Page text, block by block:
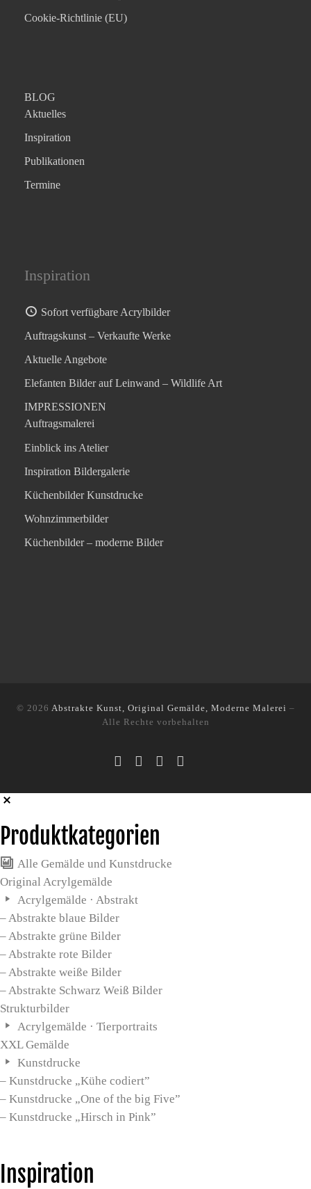
Cookie-Richtlinie (EU)
BLOG
Aktuelles
Inspiration
Publikationen
Termine
Inspiration
Sofort verfügbare Acrylbilder
Auftragskunst – Verkaufte Werke
Aktuelle Angebote
Elefanten Bilder auf Leinwand – Wildlife Art
IMPRESSIONEN
Auftragsmalerei
Einblick ins Atelier
Inspiration Bildergalerie
Küchenbilder Kunstdrucke
Wohnzimmerbilder
Küchenbilder – moderne Bilder
© 2026 Abstrakte Kunst, Original Gemälde, Moderne Malerei –
Alle Rechte vorbehalten
Produktkategorien
Alle Gemälde und Kunstdrucke
Original Acrylgemälde
Acrylgemälde · Abstrakt
– Abstrakte blaue Bilder
– Abstrakte grüne Bilder
– Abstrakte rote Bilder
– Abstrakte weiße Bilder
– Abstrakte Schwarz Weiß Bilder
Strukturbilder
Acrylgemälde · Tierportraits
XXL Gemälde
Kunstdrucke
– Kunstdrucke „Kühe codiert”
– Kunstdrucke „One of the big Five”
– Kunstdrucke „Hirsch in Pink”
Inspiration